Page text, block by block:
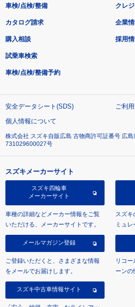
車検/点検/整備 クレ
カタログ請求
購入相談
試乗車検索
車検/点検/整備予約
企業
採用
安全データシート(SDS)
ご利
個人情報について
株式会社 スズキ自販広島 古物商許可証番号 広
731029600027号
スズキメーカーサイト
スズキ四輪車
メーカーサイト
車種の詳細などメーカー情報をご覧
いただける、メーカーサイトです。
スズキ
ミュレ
メールマガジン登録
ご登録いただくと、さまざまな情報
をメールでお届けします。
リコ
ーンの
スズキ中古車情報サイト